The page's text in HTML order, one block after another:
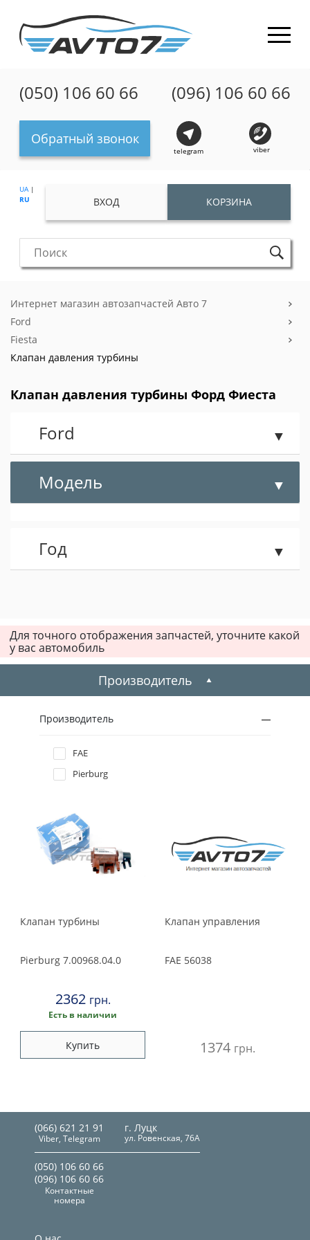
(050) 106 60 66 (096) 106 60 66
Обратный звонок
telegram viber
UA|
RU
ВХОД КОРЗИНА
Интернет магазин автозапчастей Авто 7
Ford
Fiesta
Клапан давления турбины
Клапан давления турбины Форд Фиеста
Ford
Модель
Год
Для точного отображения запчастей, уточните какой
у вас автомобиль
Производитель
Производитель
FAE
Pierburg
Клапан турбины
Pierburg 7.00968.04.0
2362 грн.
Есть в наличии
Купить
Клапан управления
FAE 56038
1374 грн.
(066) 621 21 91
Viber, Telegram
г. Луцк
ул. Ровенская, 76А
(050) 106 60 66
(096) 106 60 66
Контактные
номера